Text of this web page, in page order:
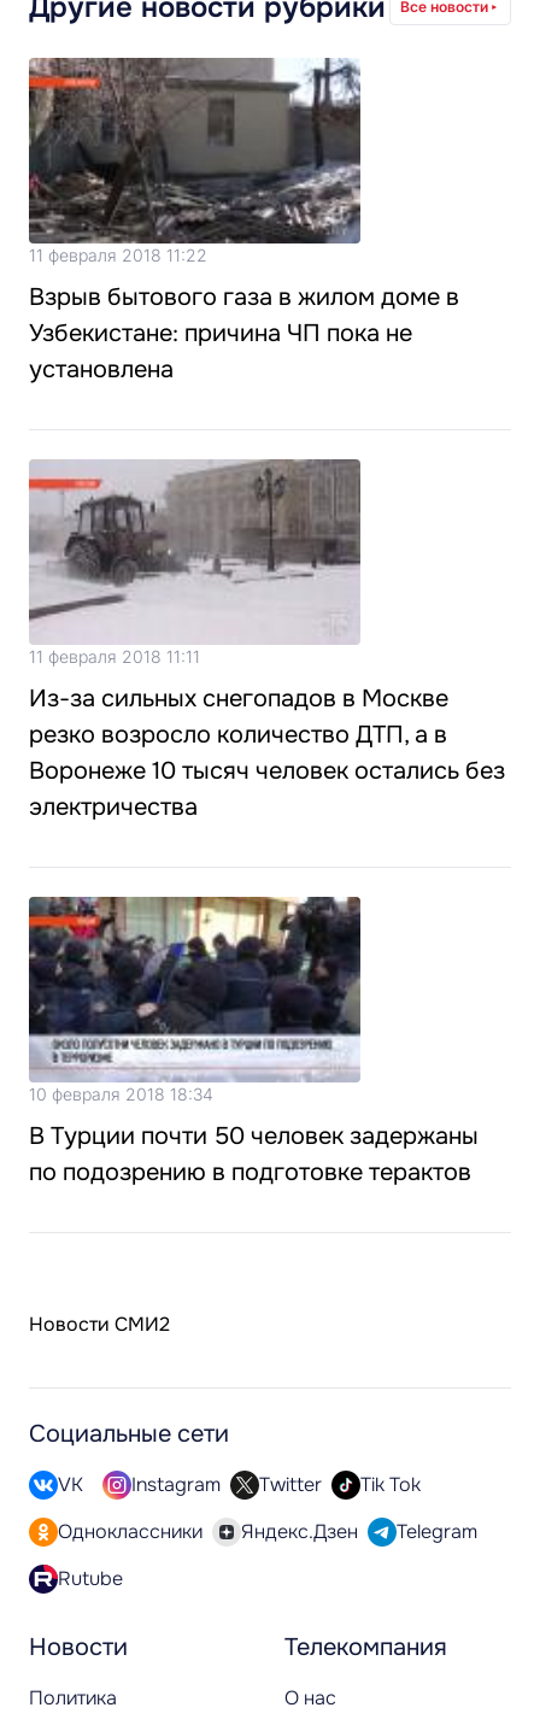
Другие новости рубрики Все новости
11 февраля 2018 11:22
Взрыв бытового газа в жилом доме в
Узбекистане: причина ЧП пока не
установлена
11 февраля 2018 11:11
Из-за сильных снегопадов в Москве
резко возросло количество ДТП, а в
Воронеже 10 тысяч человек остались без
электричества
10 февраля 2018 18:34
В Турции почти 50 человек задержаны
по подозрению в подготовке терактов
Новости СМИ2
Новости
Политика
Телекомпания
О нас
Социальные сети
VK Instagram Twitter
Tik Tok
Одноклассники
Яндекс.Дзен
Telegram
Rutube